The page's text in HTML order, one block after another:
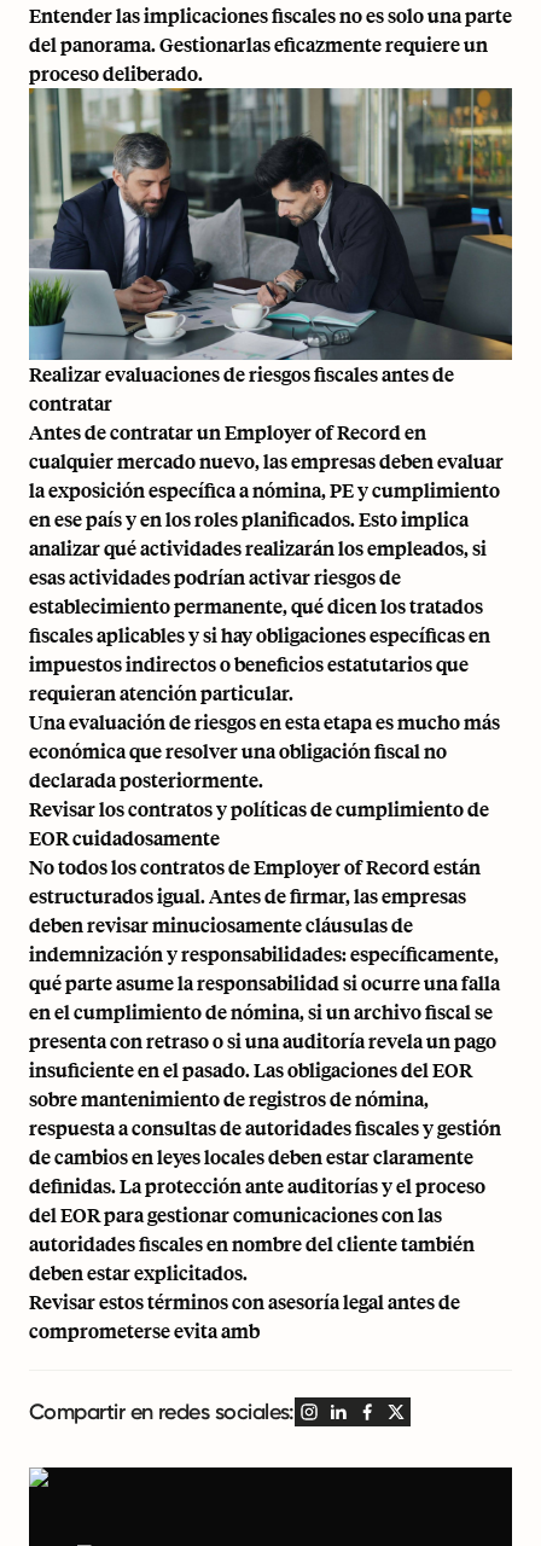
Entender las implicaciones fiscales no es solo una parte
del panorama. Gestionarlas eficazmente requiere un
proceso deliberado.
Realizar evaluaciones de riesgos fiscales antes de
contratar
Antes de contratar un Employer of Record en
cualquier mercado nuevo, las empresas deben evaluar
la exposición específica a nómina, PE y cumplimiento
en ese país y en los roles planificados. Esto implica
analizar qué actividades realizarán los empleados, si
esas actividades podrían activar riesgos de
establecimiento permanente, qué dicen los tratados
fiscales aplicables y si hay obligaciones específicas en
impuestos indirectos o beneficios estatutarios que
requieran atención particular.
Una evaluación de riesgos en esta etapa es mucho más
económica que resolver una obligación fiscal no
declarada posteriormente.
Revisar los contratos y políticas de cumplimiento de
EOR cuidadosamente
No todos los contratos de Employer of Record están
estructurados igual. Antes de firmar, las empresas
deben revisar minuciosamente cláusulas de
indemnización y responsabilidades: específicamente,
qué parte asume la responsabilidad si ocurre una falla
en el cumplimiento de nómina, si un archivo fiscal se
presenta con retraso o si una auditoría revela un pago
insuficiente en el pasado. Las obligaciones del EOR
sobre mantenimiento de registros de nómina,
respuesta a consultas de autoridades fiscales y gestión
de cambios en leyes locales deben estar claramente
definidas. La protección ante auditorías y el proceso
del EOR para gestionar comunicaciones con las
autoridades fiscales en nombre del cliente también
deben estar explicitados.
Revisar estos términos con asesoría legal antes de
comprometerse evita amb
Compartir en redes sociales: